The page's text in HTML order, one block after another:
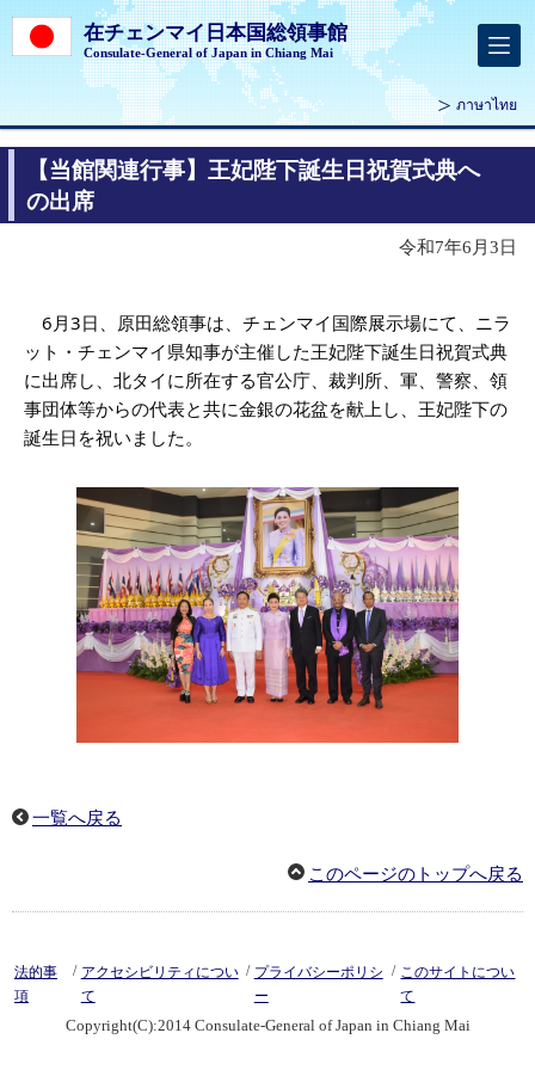
在チェンマイ日本国総領事館
Consulate-General of Japan in Chiang Mai
ภาษาไทย
【当館関連行事】王妃陛下誕生日祝賀式典へ
の出席
令和7年6月3日
6月3日、原田総領事は、チェンマイ国際展示場にて、ニラ
ット・チェンマイ県知事が主催した王妃陛下誕生日祝賀式典
に出席し、北タイに所在する官公庁、裁判所、軍、警察、領
事団体等からの代表と共に金銀の花盆を献上し、王妃陛下の
誕生日を祝いました。
一覧へ戻る
このページのトップへ戻る
法的事
項
/ アクセシビリティについ
て
/ プライバシーポリシ
ー
/ このサイトについ
て
Copyright(C):2014 Consulate-General of Japan in Chiang Mai